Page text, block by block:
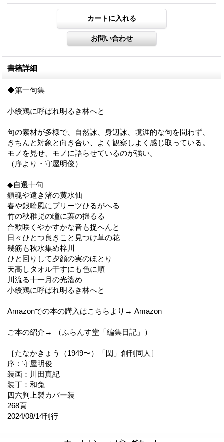
書籍詳細
◆第一句集
小綬鶏に呼ばれ明るき林へと
句の素材が多様で、自然詠、身辺詠、境涯的な句を問わず、
きちんと対象と向き合い、よく観察しよく感じ取っている。
モノを見せ、モノに語らせているのが強い。
（序より・守屋明俊）
◆自選十句
鎮魂や遠き渚の黄水仙
春や銀輪風にプリーツひるがへる
竹の秋稚児の瞳に葉の揺るる
合歓咲くやかすかな音も捉へんと
日々ひとつ良きこと見つけ草の花
幾筋も秋水集め梓川
ひと回りして夕顔の実のほとり
天高しタオル干すにも色に順
川流る十一月の光溜め
小綬鶏に呼ばれ明るき林へと
Amazonでの本の購入はこちらより→ Amazon
ご本の紹介→ （ふらんす堂「編集日記」）
［たなかきょう（1949〜）「閏」創刊同人］
序：守屋明俊
装画：川田真紀
装丁：和兔
四六判上製カバー装
268頁
2024/08/14刊行